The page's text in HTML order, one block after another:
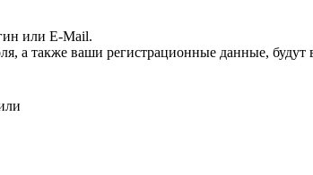
или E-Mail.
а также ваши регистрационные данные,